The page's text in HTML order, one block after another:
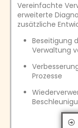
Vereinfachte
erweiterte
zusätzliche
Beseitigung
Verwaltung
Prozesse